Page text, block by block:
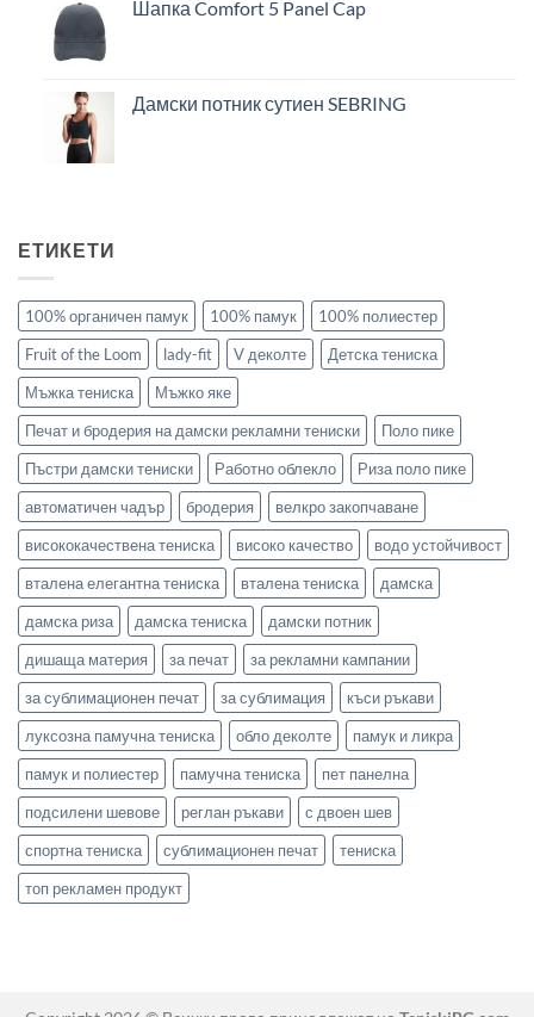
Шапка Comfort 5 Panel Cap
Дамски потник сутиен SEBRING
ЕТИКЕТИ
100% органичен памук 100% памук
100% полиестер
Fruit of the Loom
lady-fit V деколте
Детска тениска
Мъжка тениска
Мъжко яке
Печат и бродерия на дамски рекламни тениски
Поло пике
Пъстри дамски тениски
Работно облекло
Риза поло пике
автоматичен чадър
бродерия
велкро закопчаване
висококачествена тениска
високо качество
водо устойчивост
вталена елегантна тениска
вталена тениска
дамска
дамска риза
дамска тениска
дамски потник
дишаща материя
за печат
за рекламни кампании
за сублимационен печат
за сублимация
къси ръкави
луксозна памучна тениска
обло деколте
памук и ликра
памук и полиестер
памучна тениска
пет панелна
подсилени шевове
реглан ръкави
с двоен шев
спортна тениска
сублимационен печат
тениска
топ рекламен продукт